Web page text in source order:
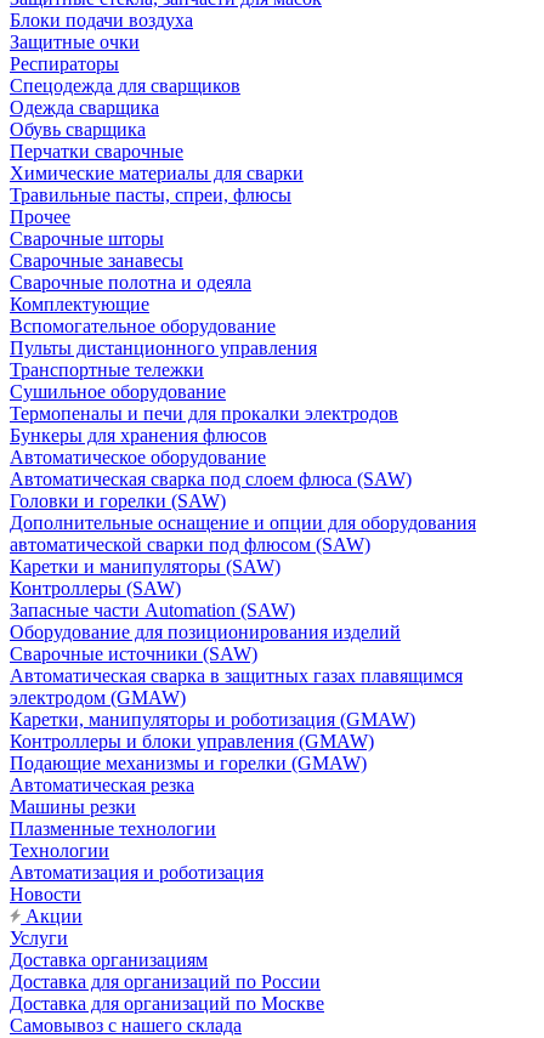
Блоки подачи воздуха
Защитные очки
Респираторы
Спецодежда для сварщиков
Одежда сварщика
Обувь сварщика
Перчатки сварочные
Химические материалы для сварки
Травильные пасты, спреи, флюсы
Прочее
Сварочные шторы
Сварочные занавесы
Сварочные полотна и одеяла
Комплектующие
Вспомогательное оборудование
Пульты дистанционного управления
Транспортные тележки
Сушильное оборудование
Термопеналы и печи для прокалки электродов
Бункеры для хранения флюсов
Автоматическое оборудование
Автоматическая сварка под слоем флюса (SAW)
Головки и горелки (SAW)
Дополнительные оснащение и опции для оборудования
автоматической сварки под флюсом (SAW)
Каретки и манипуляторы (SAW)
Контроллеры (SAW)
Запасные части Automation (SAW)
Оборудование для позиционирования изделий
Сварочные источники (SAW)
Автоматическая сварка в защитных газах плавящимся
электродом (GMAW)
Каретки, манипуляторы и роботизация (GMAW)
Контроллеры и блоки управления (GMAW)
Подающие механизмы и горелки (GMAW)
Автоматическая резка
Машины резки
Плазменные технологии
Технологии
Автоматизация и роботизация
Новости
Акции
Услуги
Доставка организациям
Доставка для организаций по России
Доставка для организаций по Москве
Самовывоз с нашего склада